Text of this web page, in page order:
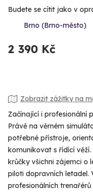
Budete se cítit jako v
Brno (Brno-město)
2 390 Kč
Zobrazit zážitky na
Začínající i profesionální
Právě na věrném
potřebné přístroje,
komunikovat s řídící
krůčky všichni zájemci o
piloti dopravních letadel.
profesionálních